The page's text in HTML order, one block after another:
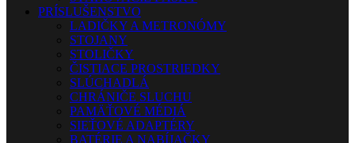
PRÍSLUŠENSTVO
LADIČKY A METRONÓMY
STOJANY
STOLIČKY
ČISTIACE PROSTRIEDKY
SLÚCHADLÁ
CHRÁNIČE SLUCHU
PAMÄŤOVÉ MÉDIÁ
SIEŤOVÉ ADAPTÉRY
BATÉRIE A NABÍJAČKY